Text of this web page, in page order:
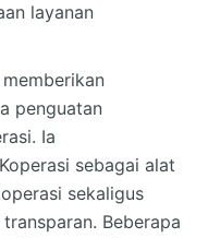
layanan
penguatan
Ia
sebagai alat
sekaligus
Beberapa